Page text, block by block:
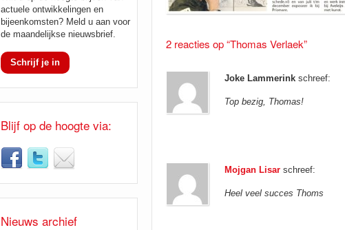
2 reacties op “Thomas Verlaek”
Joke Lammerink schreef:
Top bezig, Thomas!
Mojgan Lisar schreef:
Heel veel succes Thoms
actuele ontwikkelingen en
bijeenkomsten? Meld u aan voor
de maandelijkse nieuwsbrief.
Schrijf je in
Blijf op de hoogte via:
Nieuws archief